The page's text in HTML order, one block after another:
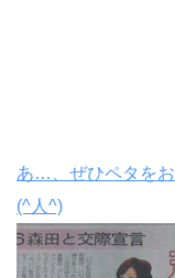
あ…、ぜひペタをお
(^人^)